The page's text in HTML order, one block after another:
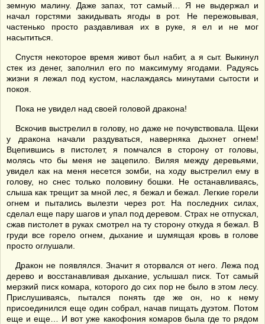
земную малину. Даже запах, тот самый… Я не выдержал и
начал горстями закидывать ягоды в рот. Не пережовывая,
частенько просто раздавливая их в руке, я ел и не мог
насытиться.
Спустя некоторое время живот был набит, а я сыт. Выкинул
стек из денег, заполнил его по максимуму ягодами. Радуясь
жизни я лежал под кустом, наслаждаясь минутами сытости и
покоя.
Пока не увидел над своей головой дракона!
Вскочив выстрелил в голову, но даже не почувствовала. Щеки
у дракона начали раздуваться, наверняка дыхнет огнем!
Вцепившись в пистолет, я помчался в сторону от головы,
молясь что бы меня не зацепило. Виляя между деревьями,
увидел как на меня несется зомби, на ходу выстрелил ему в
голову, но снес только половину бошки. Не останавливаясь,
слыша как трещит за мной лес, я бежал и бежал. Легкие горели
огнем и пытались вылезти через рот. На последних силах,
сделал еще пару шагов и упал под деревом. Страх не отпускал,
сжав пистолет в руках смотрел на ту сторону откуда я бежал. В
груди все горело огнем, дыхание и шумящая кровь в голове
просто оглушали.
Дракон не появлялся. Значит я оторвался от него. Лежа под
дерево и восстанавливая дыхание, услышал писк. Тот самый
мерзкий писк комара, которого до сих пор не было в этом лесу.
Прислушиваясь, пытался понять где же он, но к нему
присоединился еще один собрал, начав пищать дуэтом. Потом
еще и еще… И вот уже какофония комаров была где то рядом